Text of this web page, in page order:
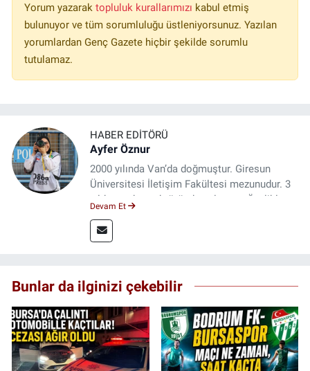
Yorum yazarak topluluk kurallarımızı kabul etmiş
bulunuyor ve tüm sorumluluğu üstleniyorsunuz. Yazılan
yorumlardan Genç Gazete hiçbir şekilde sorumlu
tutulamaz.
HABER EDITÖRÜ
Ayfer Öznur
2000 yılında Van’da doğmuştur. Giresun
Üniversitesi İletişim Fakültesi mezunudur. 3
yıldır medya sektöründe çalışıyor. Özelikle
Devam Et
Bunlar da ilginizi çekebilir